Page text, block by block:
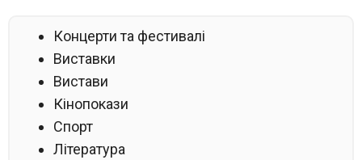
Концерти та фестивалі
Виставки
Вистави
Кінопокази
Спорт
Література